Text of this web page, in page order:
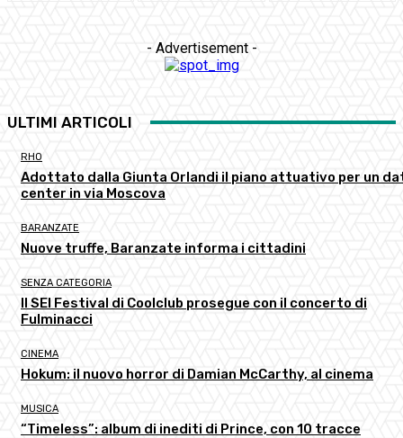
- Advertisement -
ULTIMI ARTICOLI
RHO
Adottato dalla Giunta Orlandi il piano attuativo per un
center in via Moscova
BARANZATE
Nuove truffe, Baranzate informa i cittadini
SENZA CATEGORIA
Il SEI Festival di Coolclub prosegue con il concerto di
Fulminacci
CINEMA
Hokum: il nuovo horror di Damian McCarthy, al cinema
MUSICA
“Timeless”: album di inediti di Prince, con 10 tracce